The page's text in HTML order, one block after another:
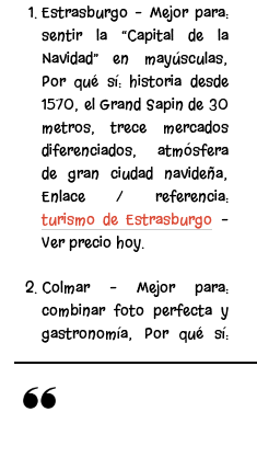
Estrasburgo – Mejor para:
sentir la “Capital de la
Navidad” en mayúsculas;
Por qué sí: historia desde
1570, el Grand Sapin de 30
metros, trece mercados
diferenciados, atmósfera
de gran ciudad navideña;
Enlace / referencia:
turismo de Estrasburgo–
Ver precio hoy.
Colmar – Mejor para:
combinar foto perfecta y
gastronomía; Por qué sí: